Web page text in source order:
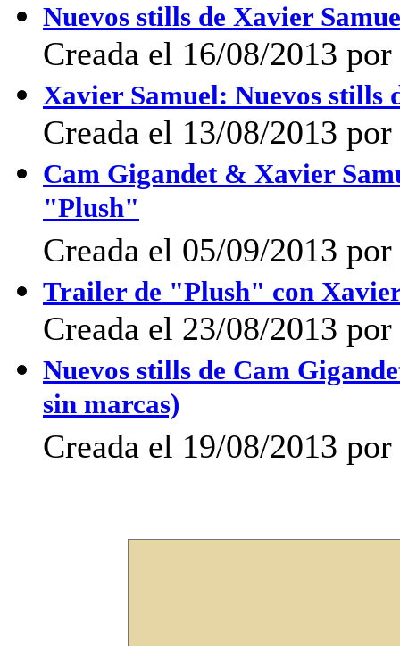
Nuevos stills de Xavier
Creada el 16/08/2013
Xavier Samuel: Nuevos stills
Creada el 13/08/2013
Cam Gigandet & Xavier
"Plush"
Creada el 05/09/2013
Trailer de "Plush" con
Creada el 23/08/2013
Nuevos stills de Cam
sin marcas)
Creada el 19/08/2013